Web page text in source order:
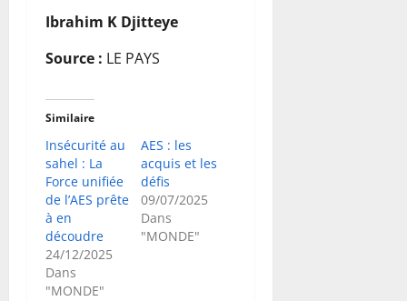
Ibrahim K Djitteye
Source : LE PAYS
Similaire
Insécurité au
sahel : La
Force unifiée
de l’AES prête
à en
découdre
24/12/2025
Dans
"MONDE"
AES : les
acquis et les
défis
09/07/2025
Dans
"MONDE"